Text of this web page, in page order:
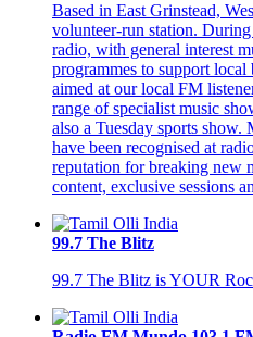
Based in East Grinstead,
volunteer-run station.
radio, with general interest
programmes to support local
aimed at our local FM
range of specialist music
also a Tuesday sports
have been recognised at
reputation for breaking new
content, exclusive sessions
99.7 The Blitz
99.7 The Blitz is YOUR